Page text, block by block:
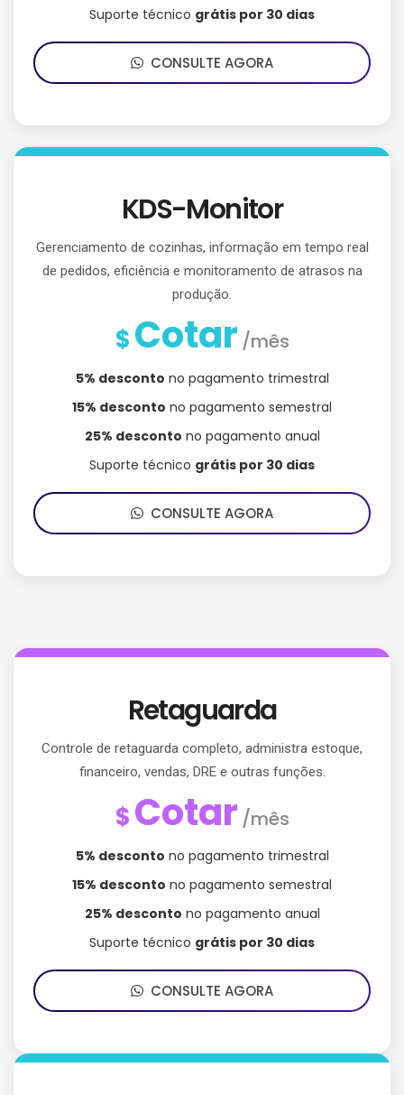
Suporte técnico grátis por 30 dias
CONSULTE AGORA
KDS-Monitor
Gerenciamento de cozinhas, informação em tempo real
de pedidos, eficiência e monitoramento de atrasos na
produção.
$Cotar /mês
5% desconto no pagamento trimestral
15% desconto no pagamento semestral
25% desconto no pagamento anual
Suporte técnico grátis por 30 dias
CONSULTE AGORA
Retaguarda
Controle de retaguarda completo, administra estoque,
financeiro, vendas, DRE e outras funções.
$Cotar /mês
5% desconto no pagamento trimestral
15% desconto no pagamento semestral
25% desconto no pagamento anual
Suporte técnico grátis por 30 dias
CONSULTE AGORA